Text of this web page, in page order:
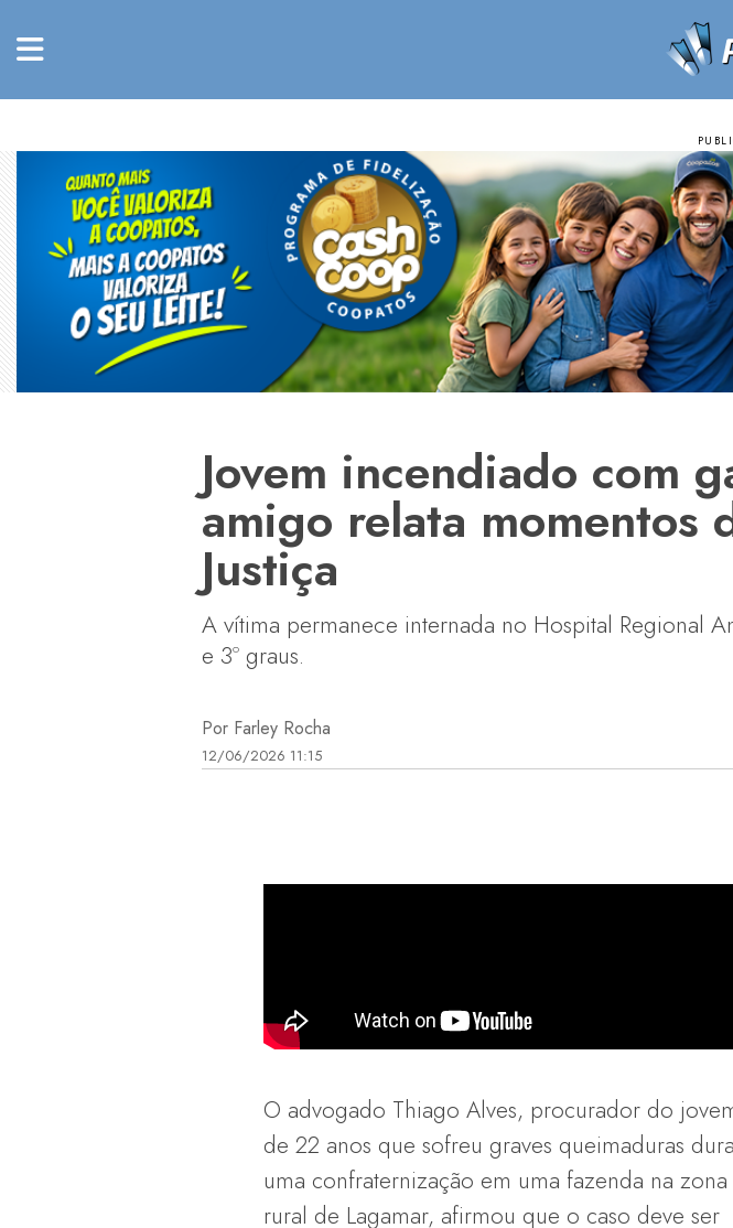
Jovem incendiado com
amigo relata
Justiça
A vítima permanece internada no Hospital Regional
e 3º graus.
Por Farley Rocha
12/06/2026 11:15
O advogado Thiago Alves, procurador do
de 22 anos que sofreu graves queimaduras
uma confraternização em uma fazenda na zona
rural de Lagamar, afirmou que o caso deve ser